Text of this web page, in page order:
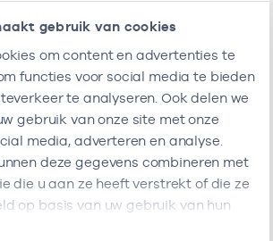
gebruik van cookies
om content en advertenties te
functies voor social media te bieden
te analyseren. Ook delen we
gebruik van onze site met onze
media, adverteren en analyse.
deze gegevens combineren met
die u aan ze heeft verstrekt of die ze
op basis van uw gebruik van hun
Adres AGB-code Start
Rusthoflaan
86a
3034XN
Rotterdam
- 19-10-2025